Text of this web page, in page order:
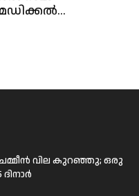
വില കുറഞ്ഞു; ഒരു